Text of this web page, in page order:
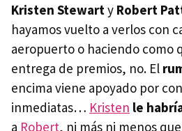
Kristen Stewart y Robert
hayamos vuelto a verlos con
aeropuerto o haciendo como
entrega de premios, no. El
encima viene apoyado por
inmediatas… Kristen le
a Robert, ni más ni menos